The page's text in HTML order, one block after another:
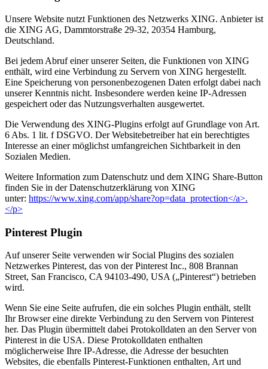
Unsere Website nutzt Funktionen des Netzwerks XING. Anbieter ist
die XING AG, Dammtorstraße 29-32, 20354 Hamburg,
Deutschland.
Bei jedem Abruf einer unserer Seiten, die Funktionen von XING
enthält, wird eine Verbindung zu Servern von XING hergestellt.
Eine Speicherung von personenbezogenen Daten erfolgt dabei nach
unserer Kenntnis nicht. Insbesondere werden keine IP-Adressen
gespeichert oder das Nutzungsverhalten ausgewertet.
Die Verwendung des XING-Plugins erfolgt auf Grundlage von Art.
6 Abs. 1 lit. f DSGVO. Der Websitebetreiber hat ein berechtigtes
Interesse an einer möglichst umfangreichen Sichtbarkeit in den
Sozialen Medien.
Weitere Information zum Datenschutz und dem XING Share-Button
finden Sie in der Datenschutzerklärung von XING
unter: https://www.xing.com/app/share?op=data_protection</a>.
</p>
Pinterest Plugin
Auf unserer Seite verwenden wir Social Plugins des sozialen
Netzwerkes Pinterest, das von der Pinterest Inc., 808 Brannan
Street, San Francisco, CA 94103-490, USA („Pinterest“) betrieben
wird.
Wenn Sie eine Seite aufrufen, die ein solches Plugin enthält, stellt
Ihr Browser eine direkte Verbindung zu den Servern von Pinterest
her. Das Plugin übermittelt dabei Protokolldaten an den Server von
Pinterest in die USA. Diese Protokolldaten enthalten
möglicherweise Ihre IP-Adresse, die Adresse der besuchten
Websites, die ebenfalls Pinterest-Funktionen enthalten, Art und